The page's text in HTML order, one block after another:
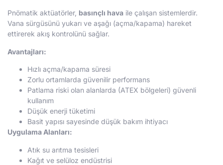
Pnömatik aktüatörler, basınçlı hava ile çalışan sistemlerdir.
Vana sürgüsünü yukarı ve aşağı (açma/kapama) hareket
ettirerek akış kontrolünü sağlar.
Avantajları:
Hızlı açma/kapama süresi
Zorlu ortamlarda güvenilir performans
Patlama riski olan alanlarda (ATEX bölgeleri) güvenli
kullanım
Düşük enerji tüketimi
Basit yapısı sayesinde düşük bakım ihtiyacı
Uygulama Alanları:
Atık su arıtma tesisleri
Kağıt ve selüloz endüstrisi